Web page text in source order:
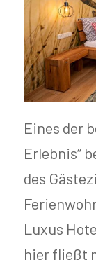
Eines der
Erlebnis“
des
Luxus
hier fließt